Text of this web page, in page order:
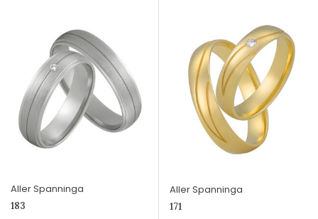
Aller Spanninga
183
Aller Spanninga
171